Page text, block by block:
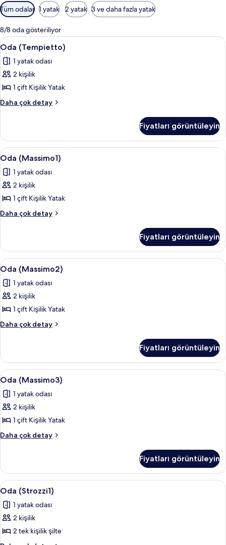
Odalar
için
mevcut
filtreler
Tüm odalar 1 yatak 2 yatak 3 ve daha fazla yatak
8/8 oda gösteriliyor
Oda
(Tempietto)
için
tüm
fotoğrafları
görün
6
Oda (Tempietto)
1 yatak odası
2 kişilik
1 çift Kişilik Yatak
Daha çok detay
Oda
fazla
detay
Fiyatları görüntüleyin
Oda
(Massimo1)
için
tüm
fotoğrafları
görün
7
Oda (Massimo1)
1 yatak odası
2 kişilik
1 çift Kişilik Yatak
Daha çok detay
Oda
fazla
detay
Fiyatları görüntüleyin
Oda
(Massimo2)
için
tüm
fotoğrafları
görün
7
Oda (Massimo2)
1 yatak odası
2 kişilik
1 çift Kişilik Yatak
Daha çok detay
Oda
fazla
detay
Fiyatları görüntüleyin
Oda
(Massimo3)
için
tüm
fotoğrafları
görün
7
Oda (Massimo3)
1 yatak odası
2 kişilik
1 çift Kişilik Yatak
Daha çok detay
Oda
fazla
detay
Fiyatları görüntüleyin
Oda
(Strozzi1)
için
tüm
fotoğrafları
8
Oda (Strozzi1)
1 yatak odası
2 kişilik
2 tek kişilik şilte